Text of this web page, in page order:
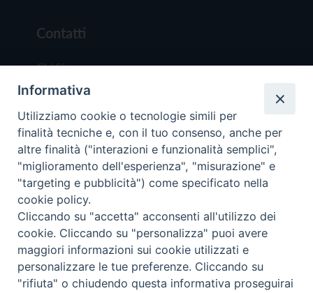
Contatti
Chi Siamo
Redazione
Scrivici
Copyright © 2019 - Tutti i diritti riservati - Vita
Trentina Editrice
Privacy Policy
Torna
Informativa
Utilizziamo cookie o tecnologie simili per
finalità tecniche e, con il tuo consenso, anche per
altre finalità ("interazioni e funzionalità semplici",
"miglioramento dell'esperienza", "misurazione" e
"targeting e pubblicità") come specificato nella
cookie policy.
Cliccando su "accetta" acconsenti all'utilizzo dei
cookie. Cliccando su "personalizza" puoi avere
maggiori informazioni sui cookie utilizzati e
personalizzare le tue preferenze. Cliccando su
"rifiuta" o chiudendo questa informativa proseguirai